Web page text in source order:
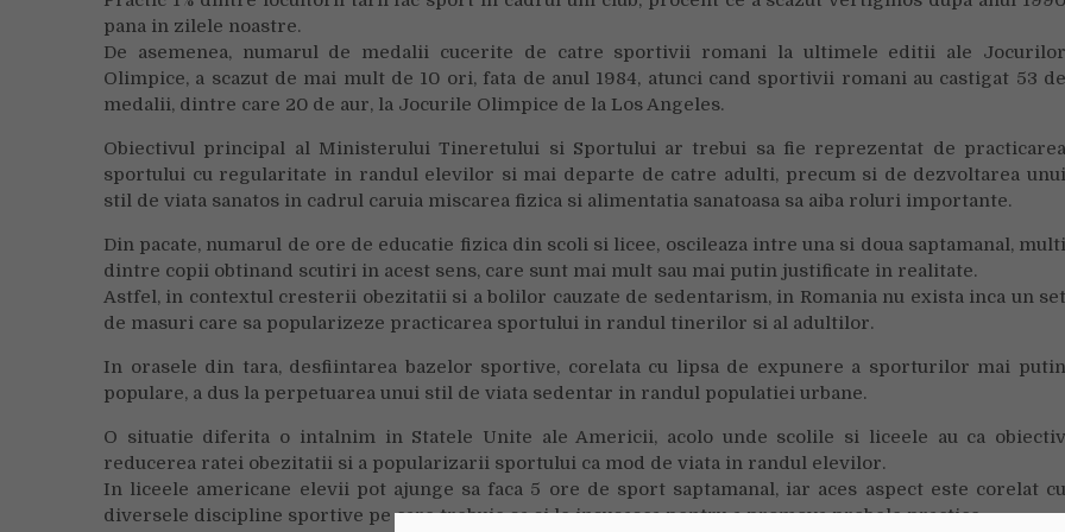
pana in zilele noastre.
De asemenea, numarul de medalii cucerite de catre sportivii romani la ultimele editii ale Jocurilor
Olimpice, a scazut de mai mult de 10 ori, fata de anul 1984, atunci cand sportivii romani au castigat 53 de
medalii, dintre care 20 de aur, la Jocurile Olimpice de la Los Angeles.
Obiectivul principal al Ministerului Tineretului si Sportului ar trebui sa fie reprezentat de practicarea
sportului cu regularitate in randul elevilor si mai departe de catre adulti, precum si de dezvoltarea unui
stil de viata sanatos in cadrul caruia miscarea fizica si alimentatia sanatoasa sa aiba roluri importante.
Din pacate, numarul de ore de educatie fizica din scoli si licee, oscileaza intre una si doua saptamanal, multi
dintre copii obtinand scutiri in acest sens, care sunt mai mult sau mai putin justificate in realitate.
Astfel, in contextul cresterii obezitatii si a bolilor cauzate de sedentarism, in Romania nu exista inca un set
de masuri care sa popularizeze practicarea sportului in randul tinerilor si al adultilor.
In orasele din tara, desfiintarea bazelor sportive, corelata cu lipsa de expunere a sporturilor mai putin
populare, a dus la perpetuarea unui stil de viata sedentar in randul populatiei urbane.
O situatie diferita o intalnim in Statele Unite ale Americii, acolo unde scolile si liceele au ca obiectiv
reducerea ratei obezitatii si a popularizarii sportului ca mod de viata in randul elevilor.
In liceele americane elevii pot ajunge sa faca 5 ore de sport saptamanal, iar aces aspect este corelat cu
diversele discipline sportive pe care trebuie sa si le insusasca pentru a promova probele practice.